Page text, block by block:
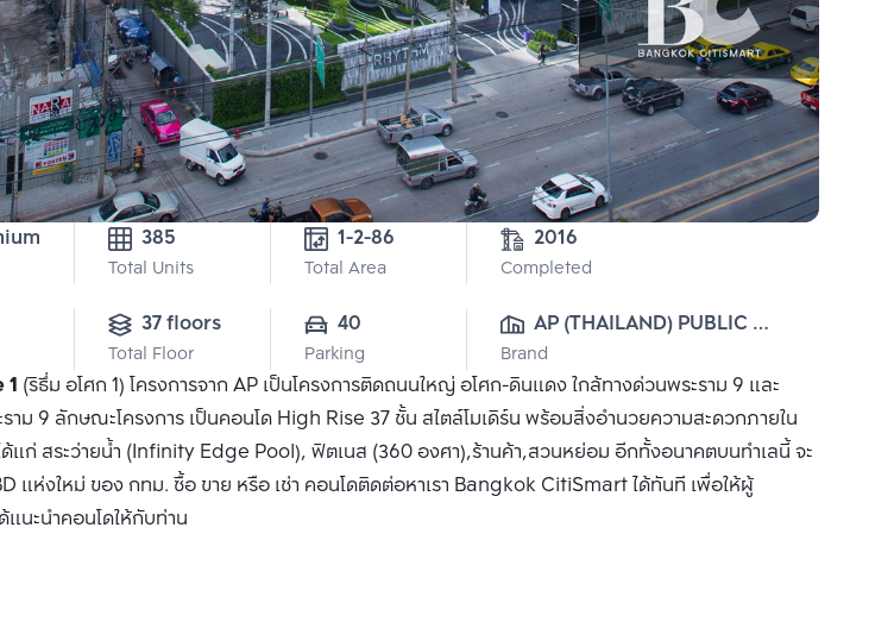
385
Total Units
1-2-86
Total Area
2016
Completed
37 floors
Total Floor
40
Parking
AP (THAILAND) PUBLIC
CO., LTD.
Brand
1 (ริธึ่ม อโศก 1) โครงการจาก AP เป็นโครงการติดถนนใหญ่ อโศก-ดินแดง ใกล้ทางด่วนพระราม 9 และ
าม 9 ลักษณะโครงการ เป็นคอนโด High Rise 37 ชั้น สไตล์โมเดิร์น พร้อมสิ่งอำนวยความสะดวกภายใน
ด้แก่ สระว่ายน้ำ (Infinity Edge Pool), ฟิตเนส (360 องศา),ร้านค้า,สวนหย่อม อีกทั้งอนาคตบนทำเลนี้ จะ
แห่งใหม่ ของ กทม. ซื้อ ขาย หรือ เช่า คอนโดติดต่อหาเรา Bangkok CitiSmart ได้ทันที เพื่อให้ผู้
แนะนำคอนโดให้กับท่าน